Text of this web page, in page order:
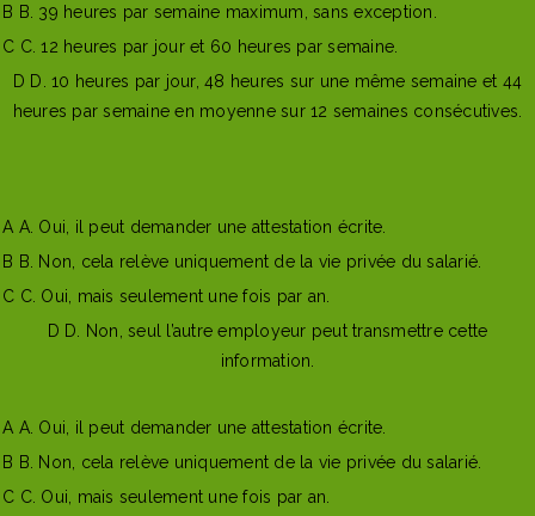
B B. 39 heures par semaine maximum, sans exception.
C C. 12 heures par jour et 60 heures par semaine.
D D. 10 heures par jour, 48 heures sur une même semaine et 44
heures par semaine en moyenne sur 12 semaines consécutives.
A A. Oui, il peut demander une attestation écrite.
B B. Non, cela relève uniquement de la vie privée du salarié.
C C. Oui, mais seulement une fois par an.
D D. Non, seul l’autre employeur peut transmettre cette
information.
A A. Oui, il peut demander une attestation écrite.
B B. Non, cela relève uniquement de la vie privée du salarié.
C C. Oui, mais seulement une fois par an.